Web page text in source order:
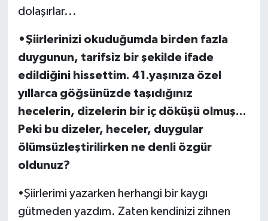
dolaşırlar...
•Şiirlerinizi okuduğumda birden fazla
duygunun, tarifsiz bir şekilde ifade
edildiğini hissettim. 41.yaşınıza özel
yıllarca göğsünüzde taşıdığınız
hecelerin, dizelerin bir iç döküşü olmuş...
Peki bu dizeler, heceler, duygular
ölümsüzleştirilirken ne denli özgür
oldunuz?
•Şiirlerimi yazarken herhangi bir kaygı
gütmeden yazdım. Zaten kendinizi zihnen